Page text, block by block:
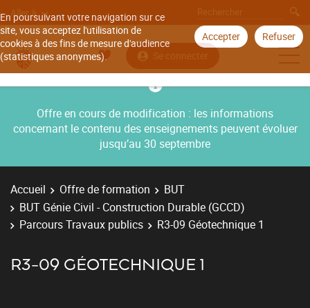
En poursuivant votre navigation sur ce
site, vous acceptez l'utilisation de
cookies à des fins de mesure d'audience
(statistiques anonymes).
Accepter Refuser
Aller à
Se connecter
Offre en cours de modification : les informations
concernant le contenu des enseignements peuvent évoluer
jusqu’au 30 septembre
Accueil Offre de formation
BUT
BUT Génie Civil - Construction Durable (GCCD)
Parcours Travaux publics
R3-09 Géotechnique 1
R3-09 GÉOTECHNIQUE 1